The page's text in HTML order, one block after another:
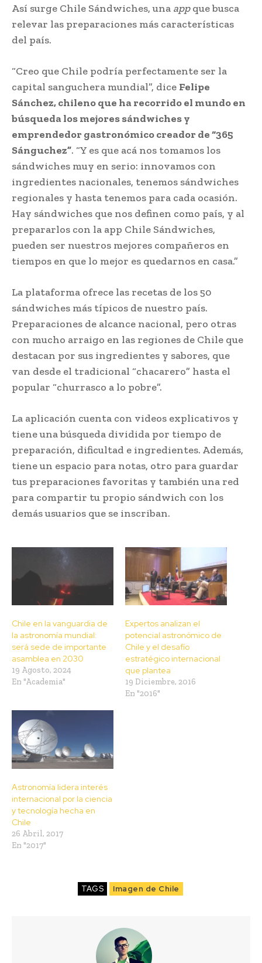
Así surge Chile Sándwiches, una appque busca
relevar las preparaciones más características
del país.
“Creo que Chile podría perfectamente ser la
capital sanguchera mundial”, dice Felipe
Sánchez, chileno que ha recorrido el mundo en
búsqueda los mejores sándwiches y
emprendedor gastronómico creador de “365
Sánguchez”. “Y es que acá nos tomamos los
sándwiches muy en serio: innovamos con
ingredientes nacionales, tenemos sándwiches
regionales y hasta tenemos para cada ocasión.
Hay sándwiches que nos definen como país, y al
prepararlos con la app Chile Sándwiches,
pueden ser nuestros mejores compañeros en
tiempos en que lo mejor es quedarnos en casa.”
La plataforma ofrece las recetas de los 50
sándwiches más típicos de nuestro país.
Preparaciones de alcance nacional, pero otras
con mucho arraigo en las regiones de Chile que
destacan por sus ingredientes y sabores, que
van desde el tradicional “chacarero” hasta el
popular “churrasco a lo pobre”.
La aplicación cuenta con videos explicativos y
tiene una búsqueda dividida por tiempo de
preparación, dificultad e ingredientes. Además,
tiene un espacio para notas, otro para guardar
tus preparaciones favoritas y también una red
para compartir tu propio sándwich con los
demás usuarios que se inscriban.
Chile en la vanguardia de
la astronomía mundial:
será sede de importante
asamblea en 2030
19 Agosto, 2024
En "Academia"
Expertos analizan el
potencial astronómico de
Chile y el desafío
estratégico internacional
que plantea
19 Diciembre, 2016
En "2016"
Astronomía lidera interés
internacional por la ciencia
y tecnología hecha en
Chile
26 Abril, 2017
En "2017"
TAGS Imagen de Chile